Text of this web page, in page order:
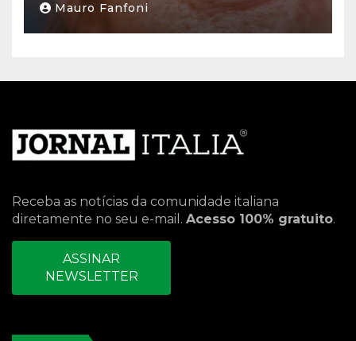
Mauro Fanfoni
Receba as notícias da comunidade italiana
diretamente no seu e-mail. Acesso 100% gratuito.
ASSINAR
NEWSLETTER